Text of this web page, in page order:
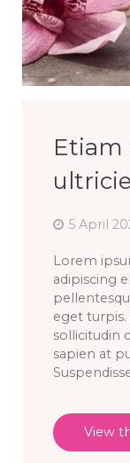
Etiam
5 April
Lorem
adipiscing
eget
sollicitudin
sapien at
View